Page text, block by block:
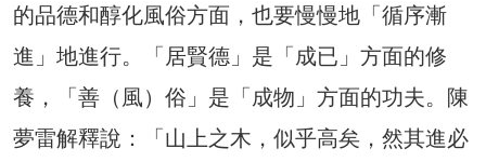
的品德和醇化風俗方面，也要慢慢地「循序漸
進」地進行。「居賢德」是「成已」方面的修
養，「善（風）俗」是「成物」方面的功夫。陳
夢雷解釋說：「山上之木，似乎高矣，然其進必